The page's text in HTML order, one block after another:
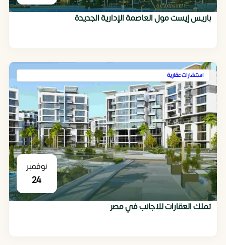
باريس إيست مول العاصمة الإدارية الجديدة
استشارات عقارية
نوفمبر
24
تملك العقارات للاجانب في مصر